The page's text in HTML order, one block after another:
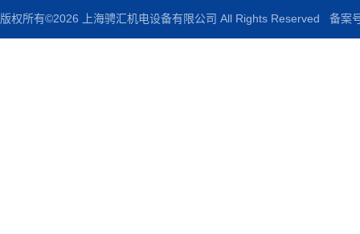
版权所有©2026 上海骋汇机电设备有限公司 All Rights Reserved 备案